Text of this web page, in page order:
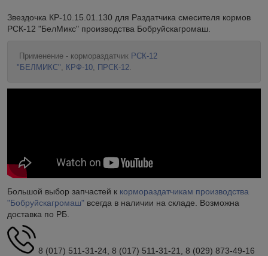
Звездочка КР-10.15.01.130 для Раздатчика смесителя кормов
РСК-12 "БелМикс" производства Бобруйскагромаш.
Применение - кормораздатчик РСК-12
"БЕЛМИКС"
КРФ-10 ПРСК-12
Большой выбор запчастей к кормораздатчикам производства
"Бобруйскагромаш" всегда в наличии на складе. Возможна
доставка по РБ.
8 (017) 511-31-24, 8 (017) 511-31-21, 8 (029) 873-49-16